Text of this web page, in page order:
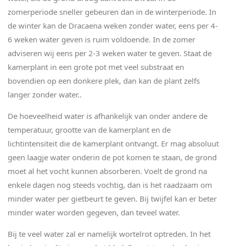
zomerperiode sneller gebeuren dan in de winterperiode. In
de winter kan de Dracaena weken zonder water, eens per 4-
6 weken water geven is ruim voldoende. In de zomer
adviseren wij eens per 2-3 weken water te geven. Staat de
kamerplant in een grote pot met veel substraat en
bovendien op een donkere plek, dan kan de plant zelfs
langer zonder water..
De hoeveelheid water is afhankelijk van onder andere de
temperatuur, grootte van de kamerplant en de
lichtintensiteit die de kamerplant ontvangt. Er mag absoluut
geen laagje water onderin de pot komen te staan, de grond
moet al het vocht kunnen absorberen. Voelt de grond na
enkele dagen nog steeds vochtig, dan is het raadzaam om
minder water per gietbeurt te geven. Bij twijfel kan er beter
minder water worden gegeven, dan teveel water.
Bij te veel water zal er namelijk wortelrot optreden. In het